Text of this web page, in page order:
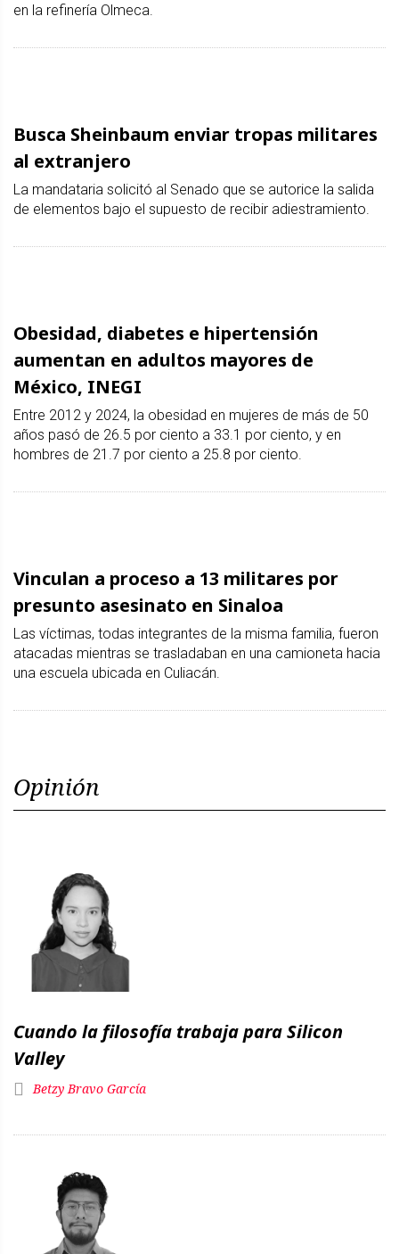
en la refinería Olmeca.
Busca Sheinbaum enviar tropas militares
al extranjero
La mandataria solicitó al Senado que se autorice la salida
de elementos bajo el supuesto de recibir adiestramiento.
Obesidad, diabetes e hipertensión
aumentan en adultos mayores de
México, INEGI
Entre 2012 y 2024, la obesidad en mujeres de más de 50
años pasó de 26.5 por ciento a 33.1 por ciento, y en
hombres de 21.7 por ciento a 25.8 por ciento.
Vinculan a proceso a 13 militares por
presunto asesinato en Sinaloa
Las víctimas, todas integrantes de la misma familia, fueron
atacadas mientras se trasladaban en una camioneta hacia
una escuela ubicada en Culiacán.
Opinión
Cuando la filosofía trabaja para Silicon
Valley
Betzy Bravo García